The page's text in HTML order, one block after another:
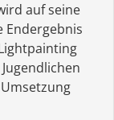
auf seine
Endergebnis